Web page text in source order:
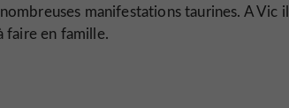
manifestations taurines. A Vic
faire en famille.